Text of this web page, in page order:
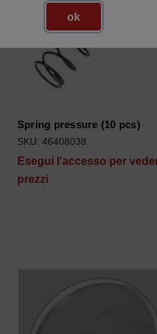
Spring pressure (10 pcs)
SKU: 46408038
Esegui l'accesso per
prezzi
ok